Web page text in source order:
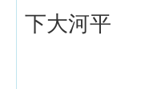
下大河平